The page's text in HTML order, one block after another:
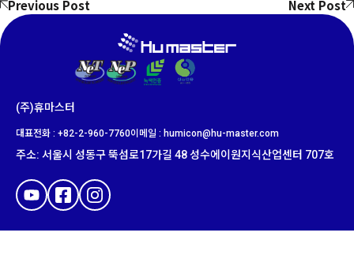
Previous Post Next Post
(주)휴마스터
대표전화 : +82-2-960-7760이메일 : humicon@hu-master.com​
주소: 서울시 성동구 뚝섬로17가길 48성수에이원지식산업센터 707호